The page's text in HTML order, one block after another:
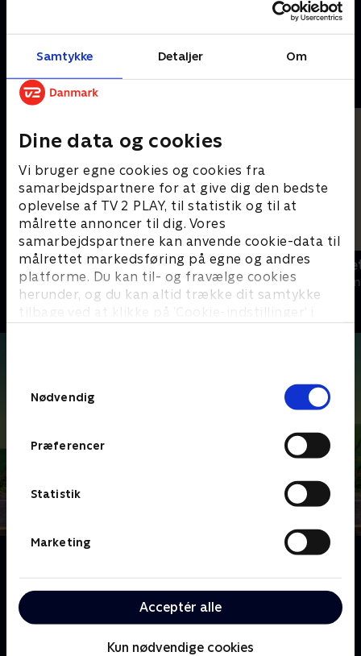
Samtykke Detaljer Om
Dine data og cookies
Vi bruger egne cookies og cookies fra
samarbejdspartnere for at give dig den bedste
oplevelse af TV 2 PLAY, til statistik og til at
målrette annoncer til dig. Vores
samarbejdspartnere kan anvende cookie-data til
målrettet markedsføring på egne og andres
platforme. Du kan til- og fravælge cookies
herunder, og du kan altid trække dit samtykke
tilbage ved at klikke på ’Cookie-indstillinger’ i
Nødvendig
Præferencer
Statistik
Marketing
Acceptér alle
Kun nødvendige cookies
26. maj 2023 • 21 min
leger 'sandhed eller
Andre så også
Mistænkeligt spil
Dokumentar • 1 sæsoner
Bergman -
2018 •
teenagedatter Klara Hejlikova begiver sig ud på en
gastronomisk rundrejse i Tjekkiet for at opdage al